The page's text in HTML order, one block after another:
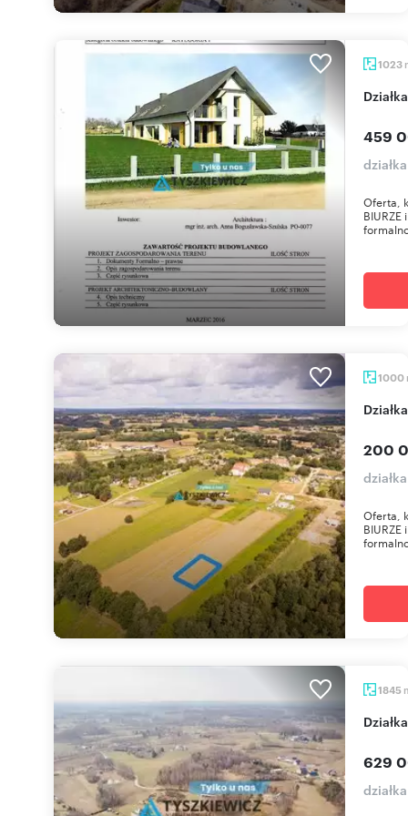
1023
459
Oferta,
1000
200
Oferta,
1845
629